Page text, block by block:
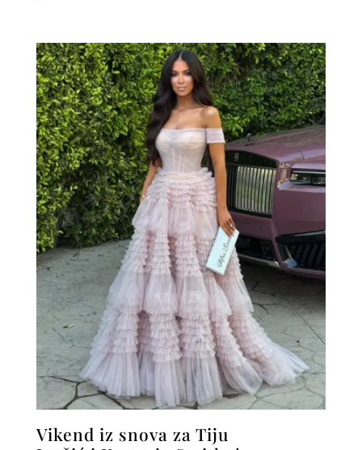
Vikend iz snova za Tiju